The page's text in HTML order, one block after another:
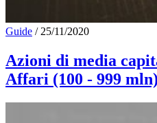
Guide / 25/11/2020
Azioni di media
Affari (100 - 999 mln)